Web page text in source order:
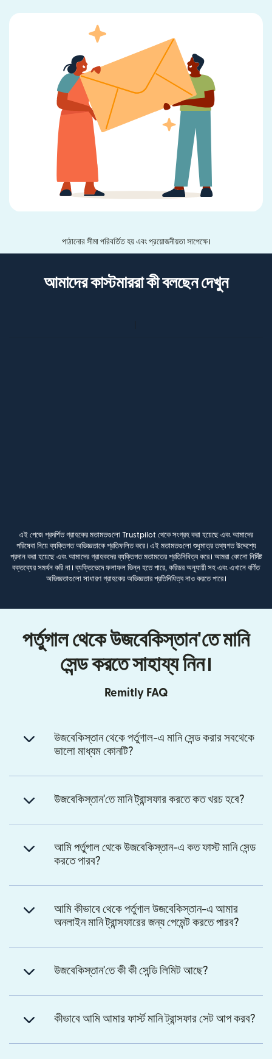
পাঠানোর সীমা পরিবর্তিত হয় এবং প্রয়োজনীয়তা সাপেক্ষে।
আমাদের কাস্টমাররা কী বলছেন দেখুন
এই পেজে প্রদর্শিত গ্রাহকের মতামতগুলো Trustpilot থেকে সংগ্রহ করা হয়েছে এবং আমাদের
পরিষেবা নিয়ে ব্যক্তিগত অভিজ্ঞতাকে প্রতিফলিত করে। এই মতামতগুলো শুধুমাত্র তথ্যগত উদ্দেশ্যে
প্রদান করা হয়েছে এবং আমাদের গ্রাহকদের ব্যক্তিগত মতামতের প্রতিনিধিত্ব করে। আমরা কোনো নির্দিষ্ট
বক্তব্যের সমর্থন করি না। ব্যক্তিভেদে ফলাফল ভিন্ন হতে পারে, করিডর অনুযায়ী সহ এবং এখানে বর্ণিত
অভিজ্ঞতাগুলো সাধারণ গ্রাহকের অভিজ্ঞতার প্রতিনিধিত্ব নাও করতে পারে।
পর্তুগাল থেকে উজবেকিস্তান'তে মানি
সেন্ড করতে সাহায্য নিন।
Remitly FAQ
উজবেকিস্তান থেকে পর্তুগাল-এ মানি সেন্ড করার সবথেকে
ভালো মাধ্যম কোনটি?
উজবেকিস্তান'তে মানি ট্রান্সফার করতে কত খরচ হবে?
আমি পর্তুগাল থেকে উজবেকিস্তান-এ কত ফাস্ট মানি সেন্ড
করতে পারব?
আমি কীভাবে থেকে পর্তুগাল উজবেকিস্তান-এ আমার
অনলাইন মানি ট্রান্সফারের জন্য পেমেন্ট করতে পারব?
উজবেকিস্তান'তে কী কী সেন্ডি লিমিট আছে?
কীভাবে আমি আমার ফার্স্ট মানি ট্রান্সফার সেট আপ করব?